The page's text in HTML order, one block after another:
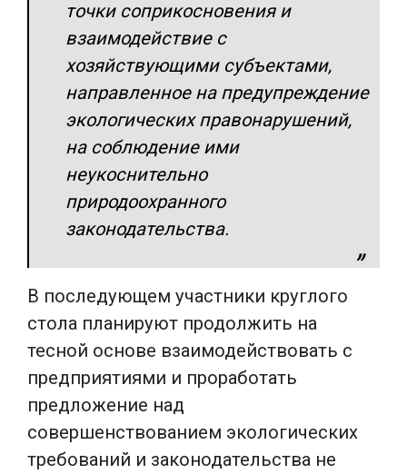
точки соприкосновения и
взаимодействие с
хозяйствующими субъектами,
направленное на предупреждение
экологических правонарушений,
на соблюдение ими
неукоснительно
природоохранного
законодательства.
В последующем участники круглого
стола планируют продолжить на
тесной основе взаимодействовать с
предприятиями и проработать
предложение над
совершенствованием экологических
требований и законодательства не